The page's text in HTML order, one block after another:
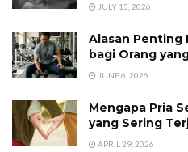
JULY 15, 2026
Alasan Penting
bagi Orang
JUNE 6, 2026
Mengapa Pria
yang Sering
APRIL 29, 2026